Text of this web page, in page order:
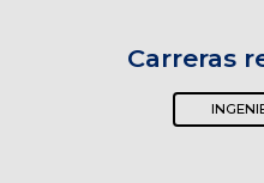
Carreras